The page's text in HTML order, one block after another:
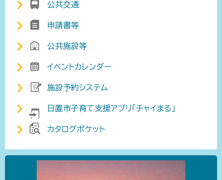
公共交通
申請書等
公共施設等
イベントカレンダー
施設予約システム
日置市子育て支援アプリ「チャイまる」
カタログポケット